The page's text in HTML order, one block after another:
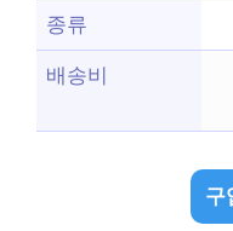
종류
배송비
구